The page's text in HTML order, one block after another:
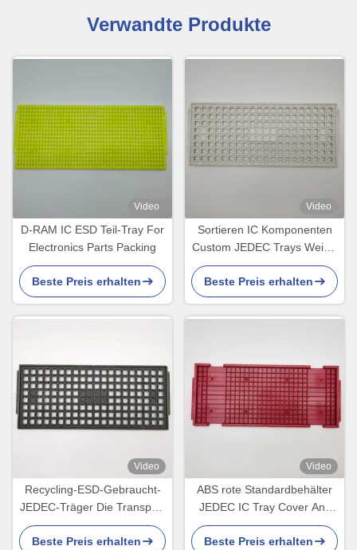
Verwandte Produkte
Video
D-RAM IC ESD Teil-Tray For
Electronics Parts Packing
Beste Preis erhalten
Video
Sortieren IC Komponenten
Custom JEDEC Trays Weiße
Farbe Umweltschonend
Beste Preis erhalten
Video
Recycling-ESD-Gebraucht-
JEDEC-Träger Die Transport
BGA-Chips
Hochtemperaturbeständigkeit
Beste Preis erhalten
Video
ABS rote Standardbehälter
JEDEC IC Tray Cover Anti
Static ESD
Beste Preis erhalten